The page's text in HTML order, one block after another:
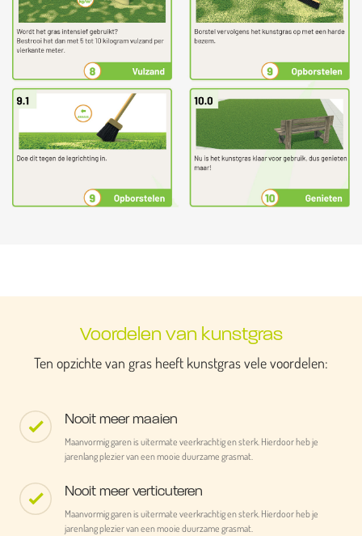
Voordelen van kunstgras
Ten opzichte van gras heeft kunstgras vele voordelen:
Nooit meer maaien
Maanvormig garen is uitermate veerkrachtig en sterk. Hierdoor heb je
jarenlang plezier van een mooie duurzame grasmat.
Nooit meer verticuteren
Maanvormig garen is uitermate veerkrachtig en sterk. Hierdoor heb je
jarenlang plezier van een mooie duurzame grasmat.